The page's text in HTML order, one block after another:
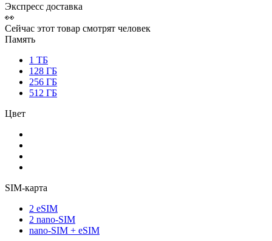
Экспресс доставка
👀
Сейчас этот товар смотрят человек
Память
1 ТБ
128 ГБ
256 ГБ
512 ГБ
Цвет
SIM-карта
2 eSIM
2 nano-SIM
nano-SIM + eSIM